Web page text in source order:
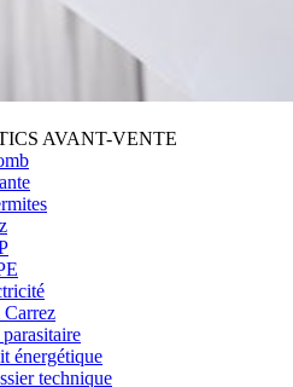
AVANT-VENTE
parasitaire
énergétique
technique